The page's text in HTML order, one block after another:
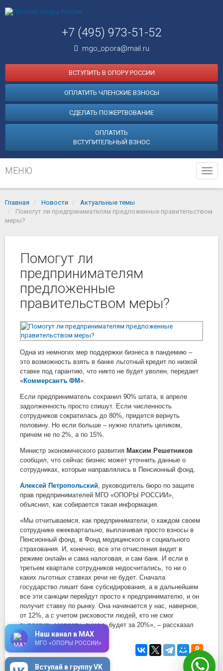
+7 (495) 973-51-52
mgo_opora@mail.ru
ВСТУПИТЬ В ОПОРУ РОССИИ
ОПЛАТИТЬ ЧЛЕНСКИЕ ВЗНОСЫ
СДЕЛАТЬ ПОЖЕРТВОВАНИЕ
ОПЛАТИТЬ
ВСТУПИТЕЛЬНЫЙ ВЗНОС
МЕНЮ
Главная Новости
Актуальные темы
Помогут ли предпринимателям предложенные правительством
меры?
Помогут ли
предпринимателям
предложенные
правительством меры?
Одна из немногих мер поддержки бизнеса в пандемию –
это возможность взять в банке льготный кредит по низкой
ставке под гарантию, что никто не будет уволен, передает
«Коммерсантъ ФМ».
Если предприниматель сохранил 90% штата, в апреле
задолженность просто спишут. Если численность
сотрудников сократилась до 80%, придется вернуть
половину. Но если больше – нужно платить целиком,
причем не по 2%, а по 15%.
Министр экономического развития Максим Решетников
сообщил, что сейчас бизнес может уточнить данные о
сотрудниках, которые направлялись в Пенсионный фонд.
Алексей Петропольский, руководитель бюро по защите
прав предпринимателей МГО «ОПОРЫ РОССИИ»,
объяснил, как собирается такая информация.
«Мы отчитываемся, как предприниматели, о каждом своем
сотруднике ежеквартально, выплачивая просто взносы в
Пенсионный фонд, в Фонд медицинского и социального
страхования. И, конечно, все эти отчисления видит в
режиме онлайн и сама налоговая, и сам банк. И если в
третьем квартале сотрудников недосчитались, то ни о
каких льготных ставках речи не будет. Сначала
государство лишит банк субсидирования, а в дальнейшем
все эти санкции перейдут просто к предпринимателю, и он
получит ставку по рынку. Она начинается у нас, наверное,
от 12%, а с учетом рисковости людей, кто не смог
выплатить зарплату, думаю, будет за 20%», –рассказал
эксперт.
Вступай в группу VK
Наш канал в MAX
МГО «ОПОРЫ РОССИИ»